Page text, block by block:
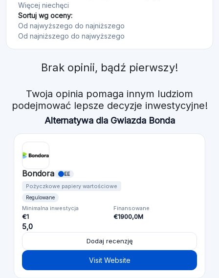
Więcej niechęci
Sortuj wg oceny:
Od najwyższego do najniższego
Od najniższego do najwyższego
Brak opinii, bądź pierwszy!
Twoja opinia pomaga innym ludziom
podejmować lepsze decyzje inwestycyjne!
Alternatywa dla Gwiazda Bonda
Bondora EE
Pożyczkowe papiery wartościowe
Regulowane
Minimalna inwestycja
€1
Finansowane
€1900,0M
5,0
Dodaj recenzję
Visit Website